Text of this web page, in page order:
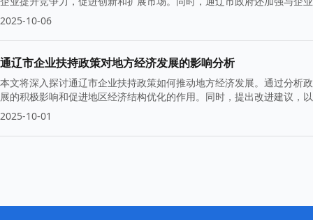
2025-10-06
通辽市企业扶持政策对地方经济发展的影响分析
本文将深入探讨通辽市企业扶持政策如何推动地方经济发展。通过分析
展的积极影响和促进地区经济结构优化的作用。同时，提出改进建议，
2025-10-01